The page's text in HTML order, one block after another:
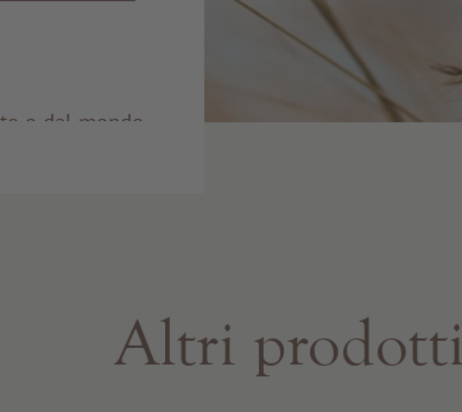
e dal mondo
Altri